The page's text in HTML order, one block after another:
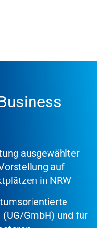
ausgewählter
auf
in NRW
GmbH) und für